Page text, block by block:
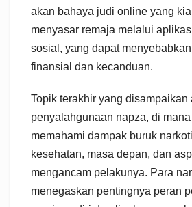
akan bahaya judi online yang
menyasar remaja melalui
sosial, yang dapat
finansial dan kecanduan.
Topik terakhir yang disampaikan
penyalahgunaan napza, di
memahami dampak buruk
kesehatan, masa depan, dan
mengancam pelakunya. Para
menegaskan pentingnya peran